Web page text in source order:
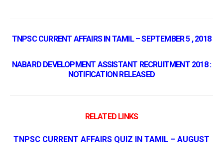
TNPSC CURRENT AFFAIRS IN TAMIL – SEPTEMBER 5 , 2018
NABARD DEVELOPMENT ASSISTANT RECRUITMENT 2018 :
NOTIFICATION RELEASED
RELATED LINKS
TNPSC CURRENT AFFAIRS QUIZ IN TAMIL – AUGUST